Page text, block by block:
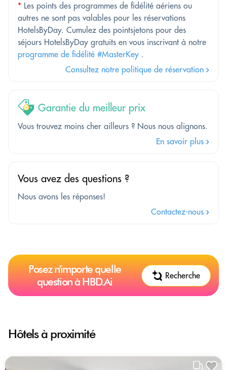
* Les points des programmes de fidélité aériens ou
autres ne sont pas valables pour les réservations
HotelsByDay. Cumulez des pointsjetons pour des
séjours HotelsByDay gratuits en vous inscrivant à notre
programme de fidélité #MasterKey .
Consultez notre politique de réservation
Garantie du meilleur prix
Vous trouvez moins cher ailleurs ? Nous nous alignons.
En savoir plus
Vous avez des questions ?
Nous avons les réponses!
Contactez-nous
Posez n'importe quelle
question à HBD.Ai
Recherche
Hôtels à proximité